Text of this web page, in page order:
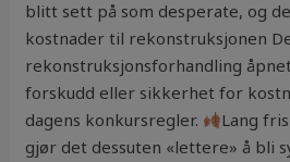
blitt sett på som desperate, og
kostnader til rekonstruksjonen
rekonstruksjonsforhandling
forskudd eller sikkerhet for
dagens konkursregler.
Lang
gjør det dessuten «lettere» å bli